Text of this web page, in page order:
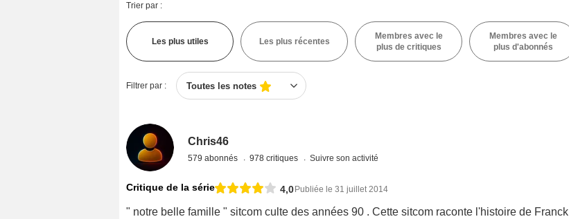
Trier par :
Les plus utiles Les plus récentes
Membres avec le
plus de critiques
Membres avec le
plus d'abonnés
Filtrer par : Toutes les notes
Chris46
579 abonnés 978 critiques Suivre son activité
Critique de la série 4,0Publiée le 31 juillet 2014
" notre belle famille " sitcom culte des années 90 . Cette sitcom raconte l'histoire de Franck